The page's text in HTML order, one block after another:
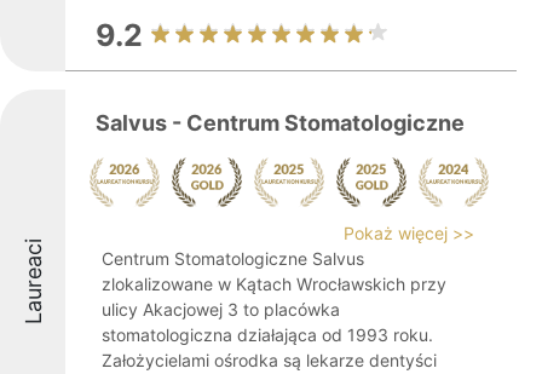
9.2
Laureaci
Salvus - Centrum Stomatologiczne
Pokaż więcej >>
Centrum Stomatologiczne Salvus
zlokalizowane w Kątach Wrocławskich przy
ulicy Akacjowej 3 to placówka
stomatologiczna działająca od 1993 roku.
Założycielami ośrodka są lekarze dentyści